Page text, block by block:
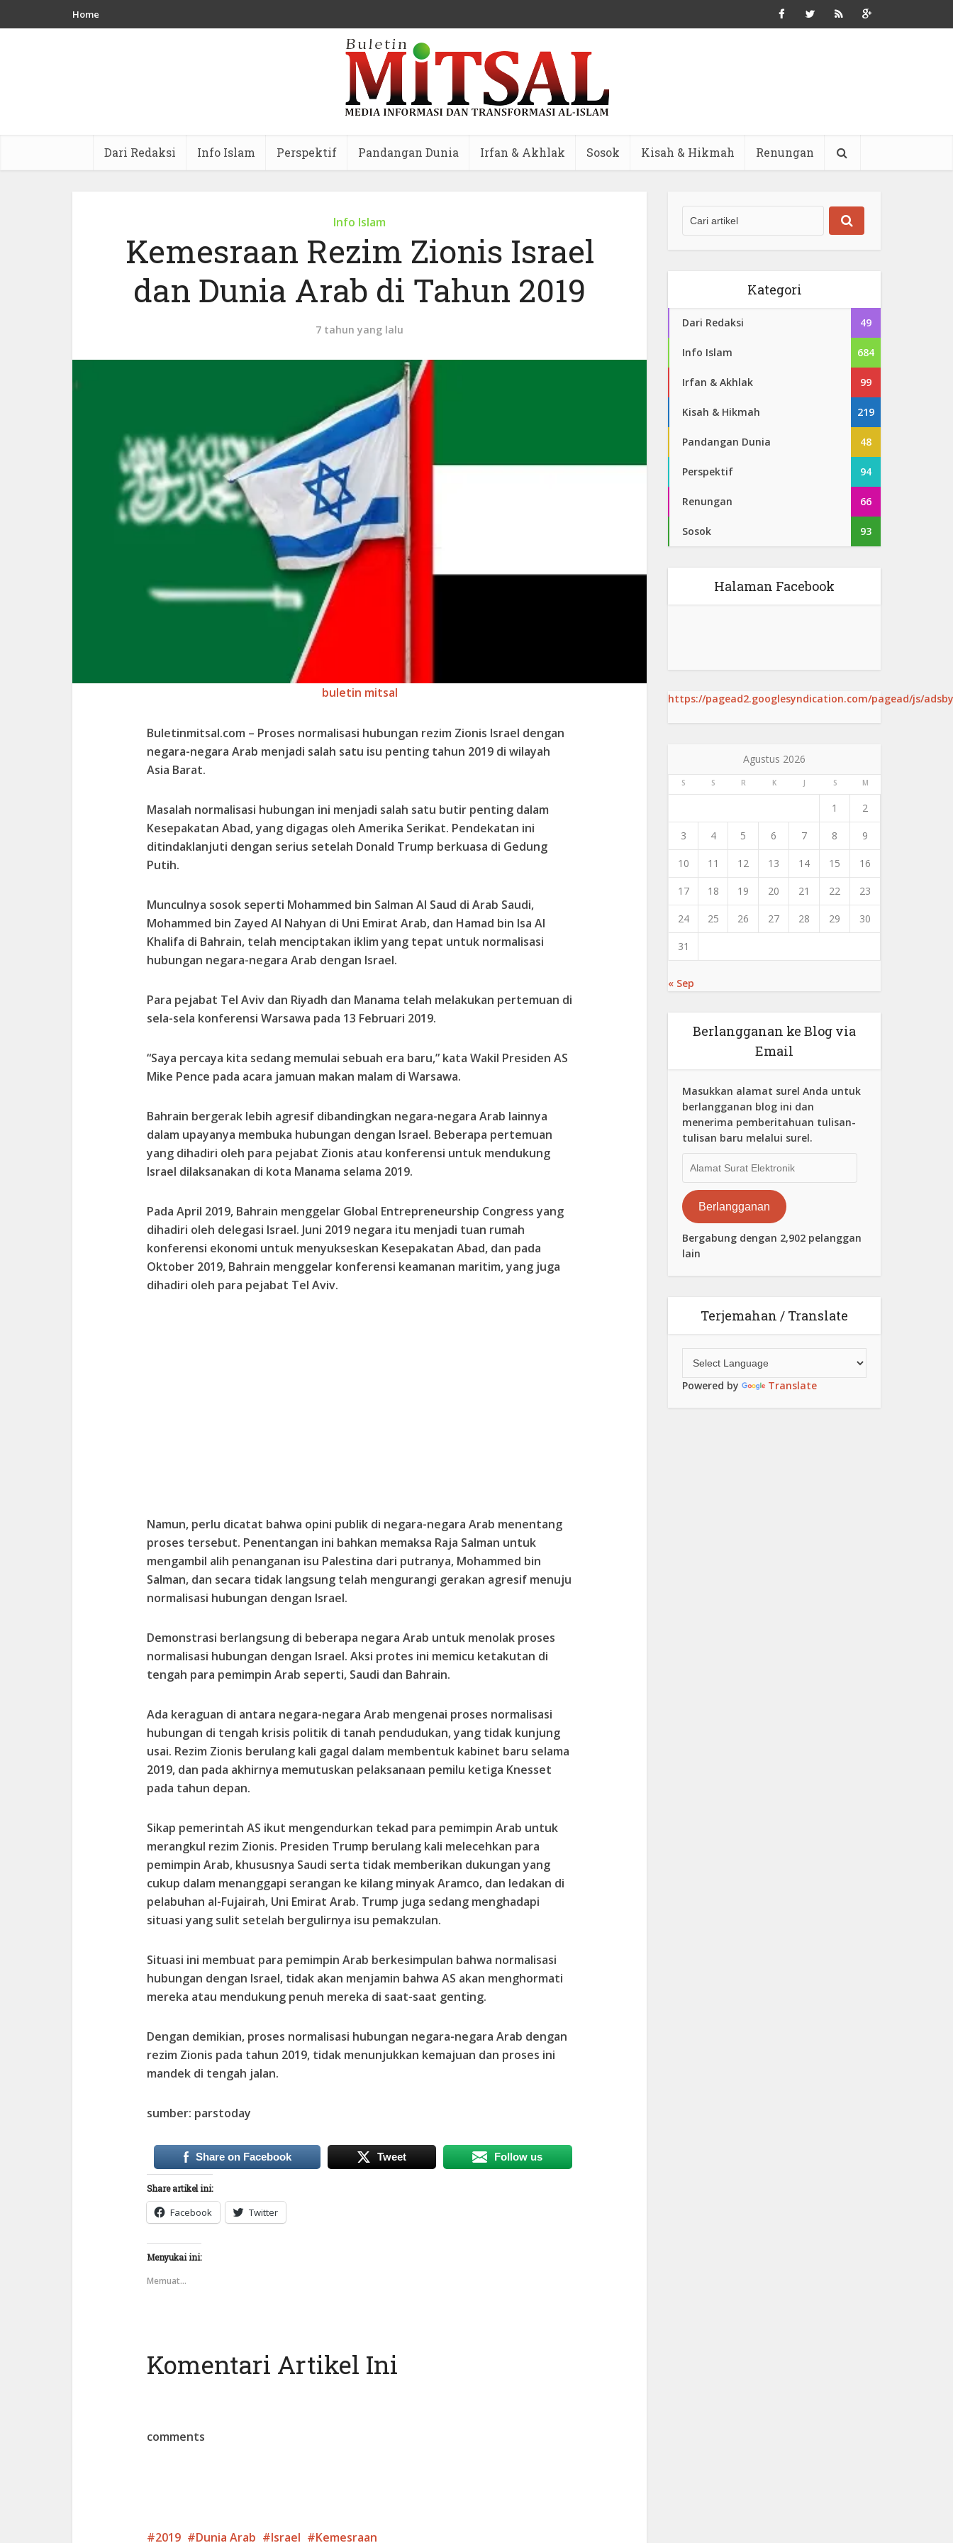
Home
Dari Redaksi Info Islam Perspektif Pandangan Dunia Irfan & Akhlak Sosok Kisah & Hikmah Renungan
Info Islam
Kemesraan Rezim Zionis Israel
dan Dunia Arab di Tahun 2019
7 tahun yang lalu
buletin mitsal
Buletinmitsal.com – Proses normalisasi hubungan rezim Zionis Israel dengan
negara-negara Arab menjadi salah satu isu penting tahun 2019 di wilayah
Asia Barat.
Masalah normalisasi hubungan ini menjadi salah satu butir penting dalam
Kesepakatan Abad, yang digagas oleh Amerika Serikat. Pendekatan ini
ditindaklanjuti dengan serius setelah Donald Trump berkuasa di Gedung
Putih.
Munculnya sosok seperti Mohammed bin Salman Al Saud di Arab Saudi,
Mohammed bin Zayed Al Nahyan di Uni Emirat Arab, dan Hamad bin Isa Al
Khalifa di Bahrain, telah menciptakan iklim yang tepat untuk normalisasi
hubungan negara-negara Arab dengan Israel.
Para pejabat Tel Aviv dan Riyadh dan Manama telah melakukan pertemuan di
sela-sela konferensi Warsawa pada 13 Februari 2019.
“Saya percaya kita sedang memulai sebuah era baru,” kata Wakil Presiden AS
Mike Pence pada acara jamuan makan malam di Warsawa.
Bahrain bergerak lebih agresif dibandingkan negara-negara Arab lainnya
dalam upayanya membuka hubungan dengan Israel. Beberapa pertemuan
yang dihadiri oleh para pejabat Zionis atau konferensi untuk mendukung
Israel dilaksanakan di kota Manama selama 2019.
Pada April 2019, Bahrain menggelar Global Entrepreneurship Congress yang
dihadiri oleh delegasi Israel. Juni 2019 negara itu menjadi tuan rumah
konferensi ekonomi untuk menyukseskan Kesepakatan Abad, dan pada
Oktober 2019, Bahrain menggelar konferensi keamanan maritim, yang juga
dihadiri oleh para pejabat Tel Aviv.
Namun, perlu dicatat bahwa opini publik di negara-negara Arab menentang
proses tersebut. Penentangan ini bahkan memaksa Raja Salman untuk
mengambil alih penanganan isu Palestina dari putranya, Mohammed bin
Salman, dan secara tidak langsung telah mengurangi gerakan agresif menuju
normalisasi hubungan dengan Israel.
Demonstrasi berlangsung di beberapa negara Arab untuk menolak proses
normalisasi hubungan dengan Israel. Aksi protes ini memicu ketakutan di
tengah para pemimpin Arab seperti, Saudi dan Bahrain.
Ada keraguan di antara negara-negara Arab mengenai proses normalisasi
hubungan di tengah krisis politik di tanah pendudukan, yang tidak kunjung
usai. Rezim Zionis berulang kali gagal dalam membentuk kabinet baru selama
2019, dan pada akhirnya memutuskan pelaksanaan pemilu ketiga Knesset
pada tahun depan.
Sikap pemerintah AS ikut mengendurkan tekad para pemimpin Arab untuk
merangkul rezim Zionis. Presiden Trump berulang kali melecehkan para
pemimpin Arab, khususnya Saudi serta tidak memberikan dukungan yang
cukup dalam menanggapi serangan ke kilang minyak Aramco, dan ledakan di
pelabuhan al-Fujairah, Uni Emirat Arab. Trump juga sedang menghadapi
situasi yang sulit setelah bergulirnya isu pemakzulan.
Situasi ini membuat para pemimpin Arab berkesimpulan bahwa normalisasi
hubungan dengan Israel, tidak akan menjamin bahwa AS akan menghormati
mereka atau mendukung penuh mereka di saat-saat genting.
Dengan demikian, proses normalisasi hubungan negara-negara Arab dengan
rezim Zionis pada tahun 2019, tidak menunjukkan kemajuan dan proses ini
mandek di tengah jalan.
sumber: parstoday
Share on Facebook Tweet Follow us
Share artikel ini:
Facebook Twitter
Menyukai ini:
Memuat...
Komentari Artikel Ini
comments
2019 Dunia Arab Israel Kemesraan
Kategori
Dari Redaksi 49
Info Islam 684
Irfan & Akhlak 99
Kisah & Hikmah 219
Pandangan Dunia 48
Perspektif 94
Renungan 66
Sosok 93
Halaman Facebook
https://pagead2.googlesyndication.com/pagead/js/
Agustus 2026
S S R K J S M
1 2
3 4 5 6 7 8 9
10 11 12 13 14 15 16
17 18 19 20 21 22 23
24 25 26 27 28 29 30
31
« Sep
Berlangganan ke Blog via
Email
Masukkan alamat surel Anda untuk
berlangganan blog ini dan
menerima pemberitahuan tulisan-
tulisan baru melalui surel.
Surat
Elektronik
Berlangganan
Bergabung dengan 2,902 pelanggan
lain
Terjemahan / Translate
Powered by Translate